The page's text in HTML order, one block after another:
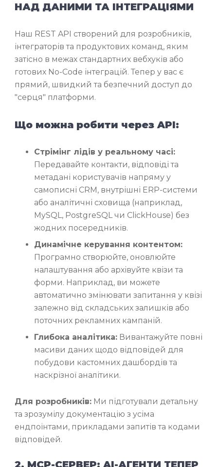
НАД ДАНИМИ ТА ІНТЕГРАЦІЯМИ
Наш REST API створений для розробників,
інтеграторів та продуктових команд, яким
затісно в межах стандартних вебхуків або
готових No-Code інтеграцій. Тепер у вас є
прямий, швидкий та безпечний доступ до
"серця" платформи.
Що можна робити через API:
Стрімінг лідів у реальному часі:
Передавайте контакти, відповіді та
метадані користувачів напряму у
самописні CRM, внутрішні ERP-системи
або аналітичні сховища (наприклад,
MySQL, PostgreSQL чи ClickHouse) без
жодних посередників.
Динамічне керування контентом:
Програмно створюйте, оновлюйте
налаштування або архівуйте квізи та
форми. Наприклад, ви можете
автоматично змінювати запитання у квізі
залежно від складських залишків або
поточних рекламних кампаній.
Глибока аналітика: Вивантажуйте повні
масиви даних щодо відповідей для
побудови кастомних дашбордів та
наскрізної аналітики.
Для розробників: Ми підготували детальну
та зрозумілу документацію з усіма
ендпоїнтами, прикладами запитів та кодами
відповідей.